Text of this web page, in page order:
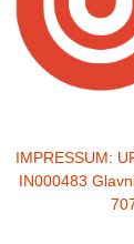
IMPRESSUM:
IN000483